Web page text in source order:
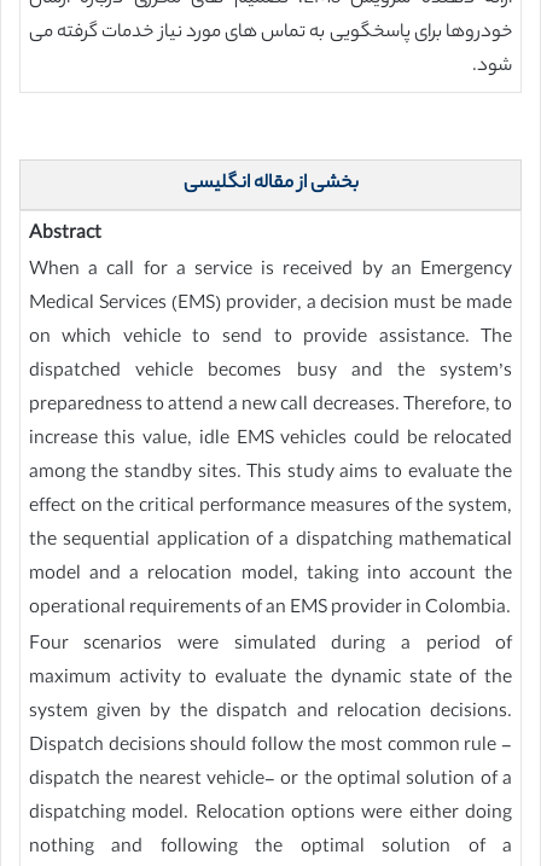
خودروها برای پاسخگویی به تماس های مورد نیاز خدمات گرفته می
شود.
بخشی از مقاله انگلیسی
Abstract
When a call for a service is received by an Emergency
Medical Services (EMS) provider, a decision must be made
on which vehicle to send to provide assistance. The
dispatched vehicle becomes busy and the system’s
preparedness to attend a new call decreases. Therefore, to
increase this value, idle EMS vehicles could be relocated
among the standby sites. This study aims to evaluate the
effect on the critical performance measures of the system,
the sequential application of a dispatching mathematical
model and a relocation model, taking into account the
operational requirements of an EMS provider in Colombia.
Four scenarios were simulated during a period of
maximum activity to evaluate the dynamic state of the
system given by the dispatch and relocation decisions.
Dispatch decisions should follow the most common rule -
dispatch the nearest vehicle- or the optimal solution of a
dispatching model. Relocation options were either doing
nothing and following the optimal solution of a